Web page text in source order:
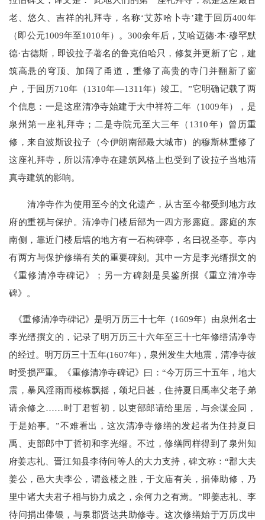
老、悠久、吉祥的礼拜寺，名称‘艾苏哈卜寺’建于回历400年
（即公元1009年至1010年）。300余年后，艾哈迈德·本·穆罕默
德·古德斯，即设拉子著名的鲁克伯哈只，修复并更新了它，建
筑高悬的穹顶、加阔了甬道，重修了高贵的寺门并翻新了窗
户，于回历710年（1310年—1311年）竣工。”它明确记载了两
个信息：一是这座清净寺始建于大中祥符二年（1009年），是
泉州第一座礼拜寺；二是寺院元至大三年（1310年）曾历重
修，来自波斯设拉子（今伊朗南部最大城市）的穆斯林重修了
这座礼拜寺，所以清净寺在建筑风格上也受到了设拉子当地清
真寺建筑的影响。
清净寺作为使用至今的文化遗产，从古至今都受到地方政
府的重视与保护。清净寺门楼后部为一四方形露庭。露庭的东
南侧，靠近门楼后墙的地方有一石构碑亭，名曰祝圣亭。亭内
有两方与保护修缮有关的重要碑刻。其中一方是李光缙撰文的
《重修清净寺碑记》；另一方碑刻是吴鉴所撰《重立清净寺
碑》。
《重修清净寺碑记》是明万历三十七年（1609年）由泉州名士
李光缙撰文的，记录了明万历三十六年至三十七年修缮清净寺
的经过。明万历三十五年(1607年)，泉州发生大地震，清净寺彼
时受损严重。《重修清净寺碑记》曰：“今万历三十五年，地大
震，暴风淫雨而楼栋飘摇，颂圮日甚，住持夏日禹率父老子弟
请余修之……时丁君哲初，以吏部郎请给里居，与余谋佥同，
于是始事。”不难看出，这次清净寺修缮的发起者为住持夏日
禹、吏部郎中丁哲初和李光缙。不过，修缮同样得到了泉州知
府姜志礼、晋江知县李待问等人的大力支持，碑文称：“郡大夫
姜公，邑大夫李公，谓兹楼之胜，于文庙有关，捐俸助修，乃
里中诸大夫君子相与协力成之，余何力之有焉。”即姜志礼、李
待问捐出俸银，与泉郡贤达共助修寺。这次修缮始于万历戊申